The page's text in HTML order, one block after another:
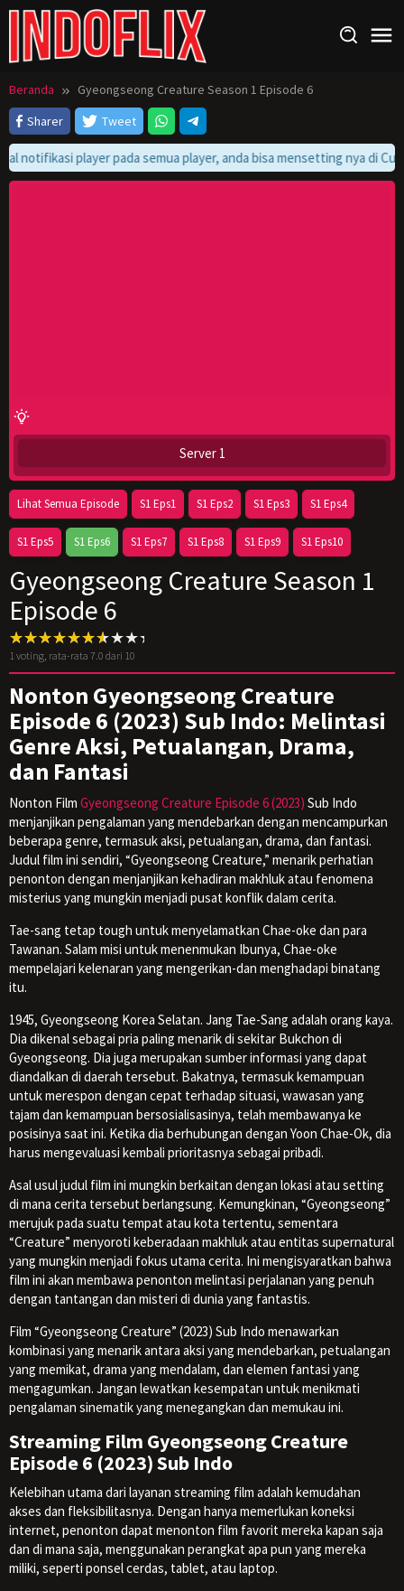
Loncat
konten
Beranda
Gyeongseong Creature Season 1 Episode 6
Sharer
Tweet
notifikasi player pada semua player, anda bisa mensetting nya di
Server 1
Lihat Semua Episode S1 Eps1 S1 Eps2 S1 Eps3 S1 Eps4
S1 Eps5 S1 Eps6 S1 Eps7 S1 Eps8 S1 Eps9 S1 Eps10
Gyeongseong Creature Season 1
Episode 6
1voting, rata-rata 7.0 dari 10
Nonton Gyeongseong Creature
Episode 6 (2023) Sub Indo: Melintasi
Genre Aksi, Petualangan, Drama,
dan Fantasi
Nonton Film Gyeongseong Creature Episode 6 (2023) Sub Indo
menjanjikan pengalaman yang mendebarkan dengan mencampurkan
beberapa genre, termasuk aksi, petualangan, drama, dan fantasi.
Judul film ini sendiri, “Gyeongseong Creature,” menarik perhatian
penonton dengan menjanjikan kehadiran makhluk atau fenomena
misterius yang mungkin menjadi pusat konflik dalam cerita.
Tae-sang tetap tough untuk menyelamatkan Chae-oke dan para
Tawanan. Salam misi untuk menenmukan Ibunya, Chae-oke
mempelajari kelenaran yang mengerikan-dan menghadapi binatang
itu.
1945, Gyeongseong Korea Selatan. Jang Tae-Sang adalah orang kaya.
Dia dikenal sebagai pria paling menarik di sekitar Bukchon di
Gyeongseong. Dia juga merupakan sumber informasi yang dapat
diandalkan di daerah tersebut. Bakatnya, termasuk kemampuan
untuk merespon dengan cepat terhadap situasi, wawasan yang
tajam dan kemampuan bersosialisasinya, telah membawanya ke
posisinya saat ini. Ketika dia berhubungan dengan Yoon Chae-Ok, dia
harus mengevaluasi kembali prioritasnya sebagai pribadi.
Asal usul judul film ini mungkin berkaitan dengan lokasi atau setting
di mana cerita tersebut berlangsung. Kemungkinan, “Gyeongseong”
merujuk pada suatu tempat atau kota tertentu, sementara
“Creature” menyoroti keberadaan makhluk atau entitas supernatural
yang mungkin menjadi fokus utama cerita. Ini mengisyaratkan bahwa
film ini akan membawa penonton melintasi perjalanan yang penuh
dengan tantangan dan misteri di dunia yang fantastis.
Film “Gyeongseong Creature” (2023) Sub Indo menawarkan
kombinasi yang menarik antara aksi yang mendebarkan, petualangan
yang memikat, drama yang mendalam, dan elemen fantasi yang
mengagumkan. Jangan lewatkan kesempatan untuk menikmati
pengalaman sinematik yang menegangkan dan memukau ini.
Streaming Film Gyeongseong Creature
Episode 6 (2023) Sub Indo
Kelebihan utama dari layanan streaming film adalah kemudahan
akses dan fleksibilitasnya. Dengan hanya memerlukan koneksi
internet, penonton dapat menonton film favorit mereka kapan saja
dan di mana saja, menggunakan perangkat apa pun yang mereka
miliki, seperti ponsel cerdas, tablet, atau laptop.